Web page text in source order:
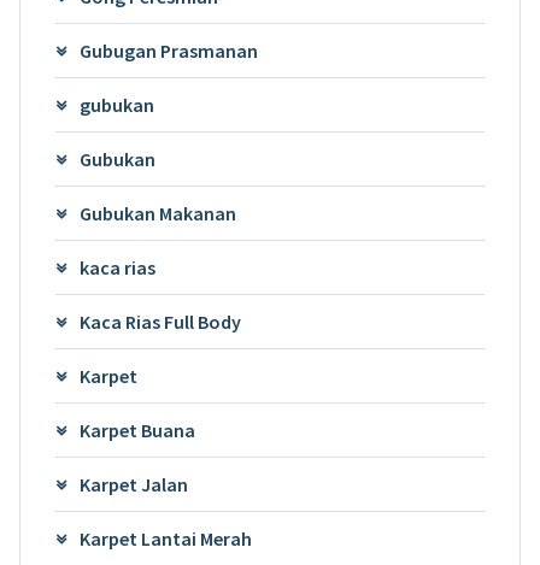
Gubugan Prasmanan
gubukan
Gubukan
Gubukan Makanan
kaca rias
Kaca Rias Full Body
Karpet
Karpet Buana
Karpet Jalan
Karpet Lantai Merah